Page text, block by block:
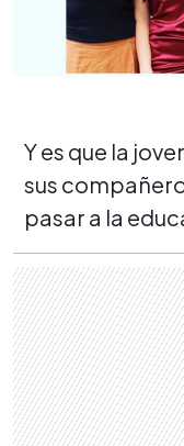
Y es que la
sus
pasar a la